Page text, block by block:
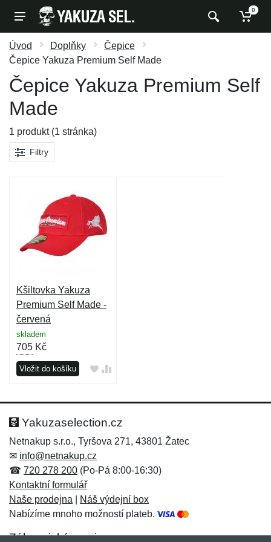
0
Úvod Doplňky
Čepice
Čepice Yakuza Premium Self Made
Čepice Yakuza Premium Self
Made
1 produkt (1 stránka)
Filtry
Kšiltovka Yakuza
Premium Self Made -
červená
skladem
705 Kč
Vložit do košíku
Yakuzaselection.cz
Netnakup s.r.o., Tyršova 271, 43801 Žatec
✉ info@netnakup.cz
☎ 720 278 200 (Po-Pá 8:00-16:30)
Kontaktní formulář
Naše prodejna
Náš výdejní box
Nabízíme mnoho možností plateb.
Zákaznický servis